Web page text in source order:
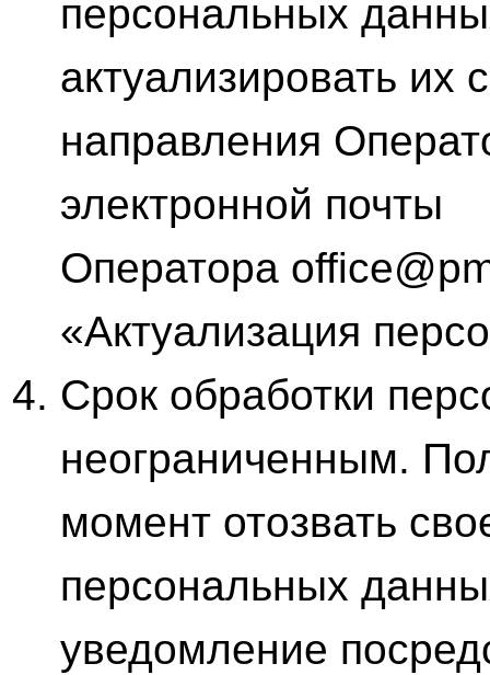
персональных
актуализировать их
направления
электронной почты
Оператора
«Актуализация
Срок обработки
неограниченным.
момент отозвать
персональных
уведомление